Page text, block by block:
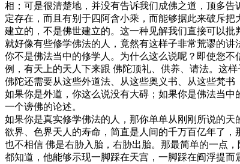
相；可是很清楚地，并没有告诉我们成佛之道，顶多
定存在，而且有别于四阿含小乘，而能够据此来破斥
建立的，不是佛世建立的。这一种见解我们直接可以批
就好像有些修学佛法的人，竟然有这样子非常荒谬的
你不是佛法当中的修学人。为什么这么说呢？即使您
例，有天上的天人下来跟 佛陀顶礼、供养、请法。这
佛陀还需要从这些外道法、从这些奥义书、从这些梵
如果你是外道，你这么说没有大碍；如果你是佛法当
一个谤佛的论述。
如果你是真实修学佛法的人，那你单单从刚刚所说的
欲界、色界天人的寿命，简直是人间的千万百亿年了
也不相信 佛是右胁入胎，右胁出胎。那最简单的一点
都知道，他能够示现一脚踩在天宫，一脚踩在阎浮提